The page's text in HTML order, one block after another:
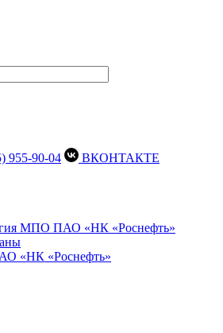
955-90-04
ВКОНТАКТЕ
МПО ПАО «НК «Роснефть»
«НК «Роснефть»